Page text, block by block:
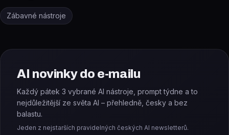
Zábavné nástroje
AI novinky do e-mailu
Každý pátek 3 vybrané AI nástroje, prompt týdne a to
nejdůležitější ze světa AI – přehledně, česky a bez
balastu.
Jeden z nejstarších pravidelných českých AI newsletterů.